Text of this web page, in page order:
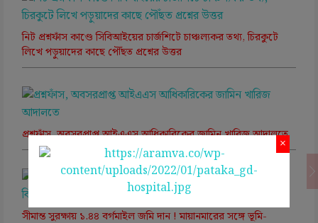
নিট প্রশ্নফাঁস কাণ্ডে সিবিআইয়ের চার্জশিটে চাঞ্চল্যকর তথ্য, চিরকুটে
লিখে পড়ুয়াদের কাছে পৌঁছত প্রশ্নের উত্তর
প্রশ্নফাঁস, অবসরপ্রাপ্ত আইএএস আধিকারিকের জামিন খারিজ আদালতে
সীমান্ত সুরক্ষায় ১.৪৪ বর্গমাইল জমি দান ! মায়ানমারের সঙ্গে ভূমি-
×